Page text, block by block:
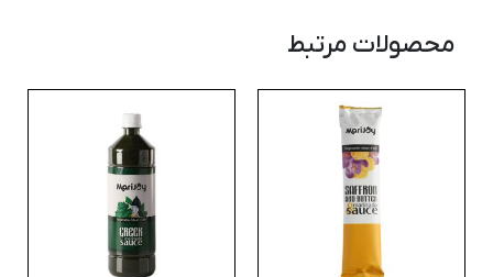
محصولات مرتبط